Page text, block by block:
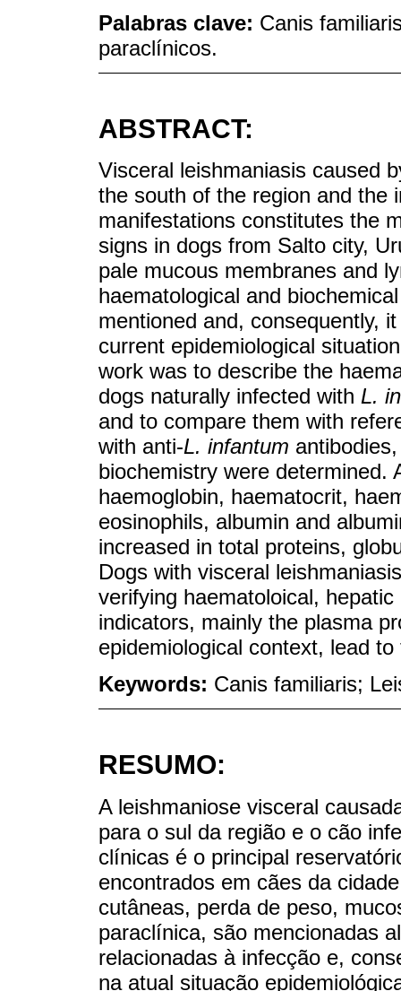
Palabras clave: Canis
paraclínicos.
ABSTRACT:
Visceral leishmaniasis caused
the south of the region and the
manifestations constitutes the
signs in dogs from Salto city,
pale mucous membranes and
haematological and
mentioned and, consequently,
current epidemiological
work was to describe the
dogs naturally infected with L.
and to compare them with
with anti-L. infantum
biochemistry were determined.
haemoglobin, haematocrit,
eosinophils, albumin and
increased in total proteins,
Dogs with visceral
verifying haematoloical,
indicators, mainly the plasma
epidemiological context, lead
Keywords: Canis familiaris;
RESUMO:
A leishmaniose visceral
para o sul da região e o cão
clínicas é o principal
encontrados em cães da
cutâneas, perda de peso,
paraclínica, são mencionadas
relacionadas à infecção e,
na atual situação